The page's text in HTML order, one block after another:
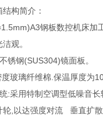
构简介：
钢板数控机床加
观。
锈钢(SUS304)镜面板。
玻璃纤维棉.保温厚度为
:采用特制空调型低噪音
轮,以达强度对流 垂直扩散